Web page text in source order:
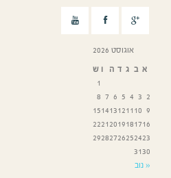
אוגוסט 2026
א ב ג ד ה ו ש
1
2
3
4
5
6
7
8
9
10
11
12
13
14
15
16
17
18
19
20
21
22
23
24
25
26
27
28
29
30
31
« נוב